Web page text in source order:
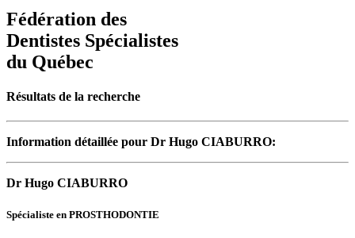
Fédération des
Dentistes Spécialistes
du Québec
Résultats de la recherche
Information détaillée pour Dr Hugo CIABURRO:
Dr Hugo CIABURRO
Spécialiste en PROSTHODONTIE